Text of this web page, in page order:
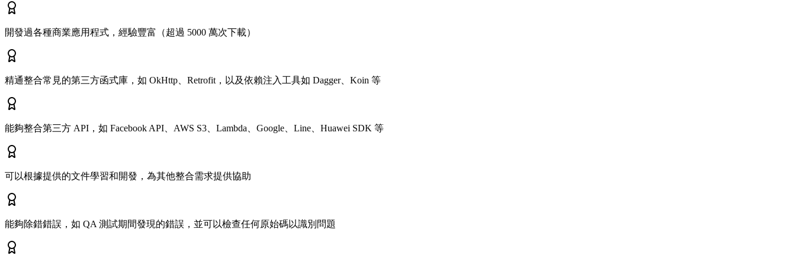
開發過各種商業應用程式，經驗豐富（超過 5000 萬次下載）
精通整合常見的第三方函式庫，如 OkHttp、Retrofit，以及依賴注入工具如 Dagger、Koin 等
能夠整合第三方 API，如 Facebook API、AWS S3、Lambda、Google、Line、Huawei SDK 等
可以根據提供的文件學習和開發，為其他整合需求提供協助
能夠除錯錯誤，如 QA 測試期間發現的錯誤，並可以檢查任何原始碼以識別問題